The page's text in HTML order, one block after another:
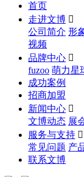
首页
走进文博 
公司简介 形
视频
品牌中心 
fuzoo 萌力星
成功案例
招商加盟
新闻中心 
文博动态 展
服务与支持 
常见问题 产
联系文博